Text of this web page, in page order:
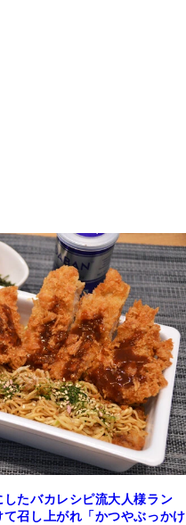
たバカレシピ流大人様ラン
召し上がれ「かつやぶっかけ